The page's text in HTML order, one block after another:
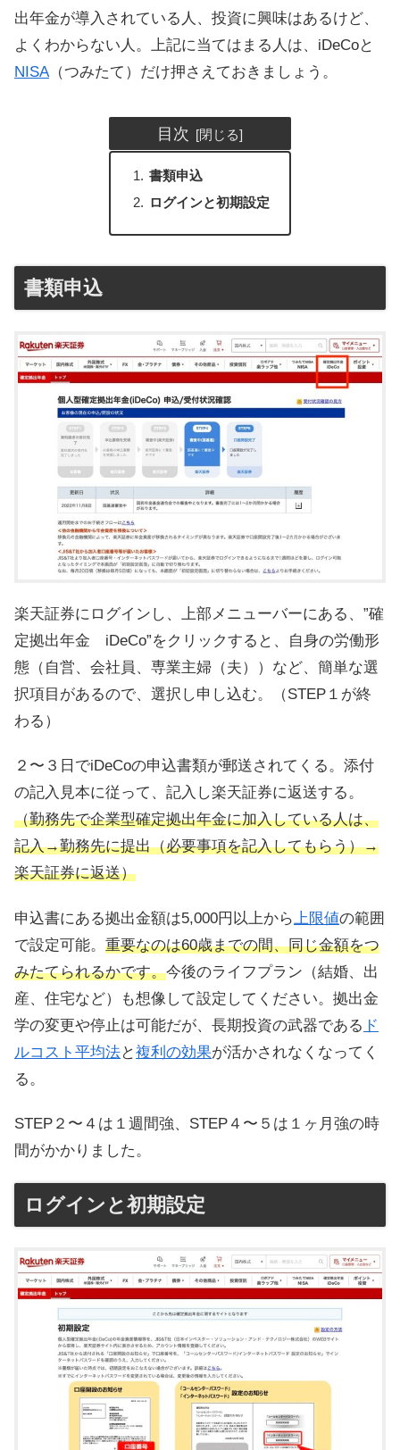
出年金が導入されている人、投資に興味はあるけど、
よくわからない人。上記に当てはまる人は、iDeCoと
NISA （つみたて）だけ押さえておきましょう。
目次
書類申込
ログインと初期設定
書類申込
楽天証券にログインし、上部メニューバーにある、”確
定拠出年金 iDeCo”をクリックすると、自身の労働形
態（自営、会社員、専業主婦（夫））など、簡単な選
択項目があるので、選択し申し込む。（STEP１が終
わる）
２〜３日でiDeCoの申込書類が郵送されてくる。添付
の記入見本に従って、記入し楽天証券に返送する。
（勤務先で企業型確定拠出年金に加入している人は、
記入→勤務先に提出（必要事項を記入してもらう）→
楽天証券に返送）
申込書にある拠出金額は5,000円以上から 上限値の範囲
で設定可能。 重要なのは60歳までの間、同じ金額をつ
みたてられるかです。今後のライフプラン（結婚、出
産、住宅など）も想像して設定してください。拠出金
学の変更や停止は可能だが、長期投資の武器である ド
ルコスト平均法と複利の効果が活かされなくなってく
る。
STEP２〜４は１週間強、STEP４〜５は１ヶ月強の時
間がかかりました。
ログインと初期設定